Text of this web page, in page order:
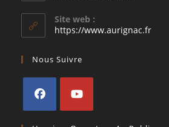
Site web :
https://www.aurignac.fr
Nous Suivre